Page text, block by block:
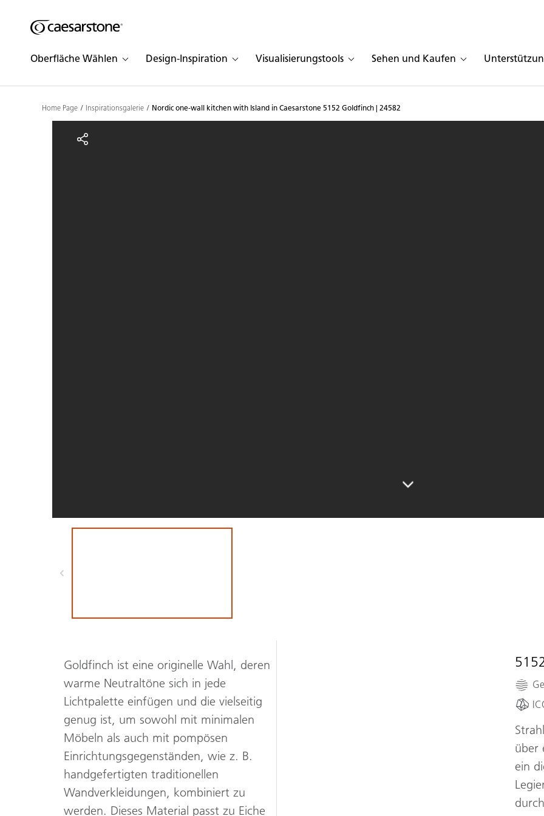
Shaped
Zum Hauptinhalt springen
Oberfläche Wählen Design-Inspiration Visualisierungstools Sehen und Kaufen
Skip to Main Footer
Home Page Inspirationsgalerie Nordic one-wall kitchen with Island in Caesarstone 5152 Goldfinch | 24582
Nordic one-wall kitchen with Island in
Goldfinch ist eine originelle Wahl, deren
warme Neutraltöne sich in jede
Lichtpalette einfügen und die vielseitig
genug ist, um sowohl mit minimalen
Möbeln als auch mit pompösen
Einrichtungsgegenständen, wie z. B.
handgefertigten traditionellen
Wandverkleidungen, kombiniert zu
werden. Dieses Material passt zu Eiche
über
ein